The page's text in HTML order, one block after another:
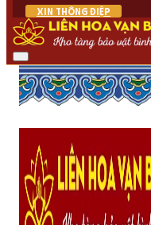
XIN THÔNG ĐIỆP